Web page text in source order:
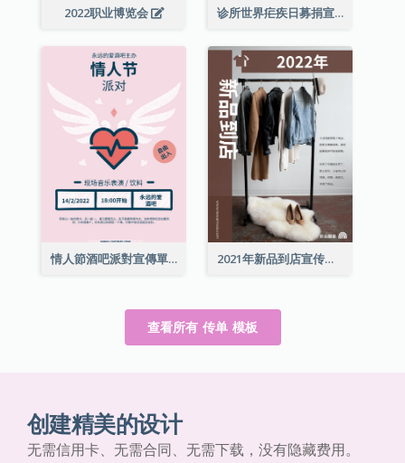
2022职业博览会 诊所世界疟疾日募捐宣传单张
情人節酒吧派對宣傳單張 2021年新品到店宣传单张
查看所有 传单 模板
创建精美的设计
无需信用卡、无需合同、无需下载，没有隐藏费用。